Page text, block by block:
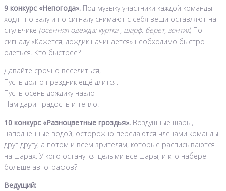
9 конкурс «Непогода». Под музыку участники каждой команды
ходят по залу и по сигналу снимают с себя вещи оставляют на
стульчике (осенняя одежда: куртка , шарф, берет, зонтик) По
сигналу «Кажется, дождик начинается» необходимо быстро
одеться. Кто быстрее?
Давайте срочно веселиться,
Пусть долго праздник ещё длится.
Пусть осень дождику назло
Нам дарит радость и тепло.
10 конкурс «Разноцветные гроздья». Воздушные шары,
наполненные водой, осторожно передаются членами команды
друг другу, а потом и всем зрителям, которые расписываются
на шарах. У кого останутся целыми все шары, и кто наберет
больше автографов?
Ведущий: